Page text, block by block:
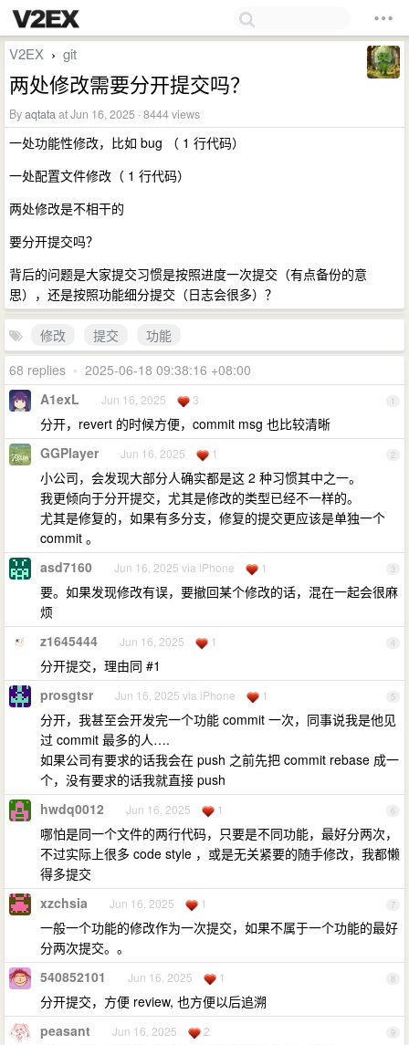
V2EX › git
两处修改需要分开提交吗？
Byaqtataat Jun 16, 2025 · 8444 views
一处功能性修改，比如 bug （ 1 行代码）
一处配置文件修改（ 1 行代码）
两处修改是不相干的
要分开提交吗？
背后的问题是大家提交习惯是按照进度一次提交（有点备份的意
思），还是按照功能细分提交（日志会很多）？
修改 提交
功能
68 replies • 2025-06-18 09:38:16 +08:00
1
A1exL Jun 16, 2025 3
分开，revert 的时候方便，commit msg 也比较清晰
2
GGPlayer Jun 16, 2025 1
小公司，会发现大部分人确实都是这 2 种习惯其中之一。
我更倾向于分开提交，尤其是修改的类型已经不一样的。
尤其是修复的，如果有多分支，修复的提交更应该是单独一个
commit 。
3
asd7160 Jun 16, 2025 via iPhone 1
要。如果发现修改有误，要撤回某个修改的话，混在一起会很麻
烦
4
z1645444 Jun 16, 2025 1
分开提交，理由同 #1
5
prosgtsr Jun 16, 2025 via iPhone 1
分开，我甚至会开发完一个功能 commit 一次，同事说我是他见
过 commit 最多的人….
如果公司有要求的话我会在 push 之前先把 commit rebase 成一
个，没有要求的话我就直接 push
6
hwdq0012 Jun 16, 2025 1
哪怕是同一个文件的两行代码，只要是不同功能，最好分两次，
不过实际上很多 code style ，或是无关紧要的随手修改，我都懒
得多提交
7
xzchsia Jun 16, 2025 1
一般一个功能的修改作为一次提交，如果不属于一个功能的最好
分两次提交。。
8
540852101 Jun 16, 2025 1
分开提交，方便 review, 也方便以后追溯
9
peasant Jun 16, 2025 2